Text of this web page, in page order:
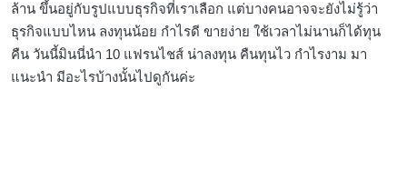
ล้าน ขึ้นอยู่กับรูปแบบธุรกิจที่เราเลือก แต่บางคนอาจจะยังไม่รู้ว่า
ธุรกิจแบบไหน ลงทุนน้อย กำไรดี ขายง่าย ใช้เวลาไม่นานก็ได้ทุน
คืน วันนี้มินนี่นำ 10 แฟรนไชส์ น่าลงทุน คืนทุนไว กำไรงาม มา
แนะนำ มีอะไรบ้างนั้นไปดูกันค่ะ